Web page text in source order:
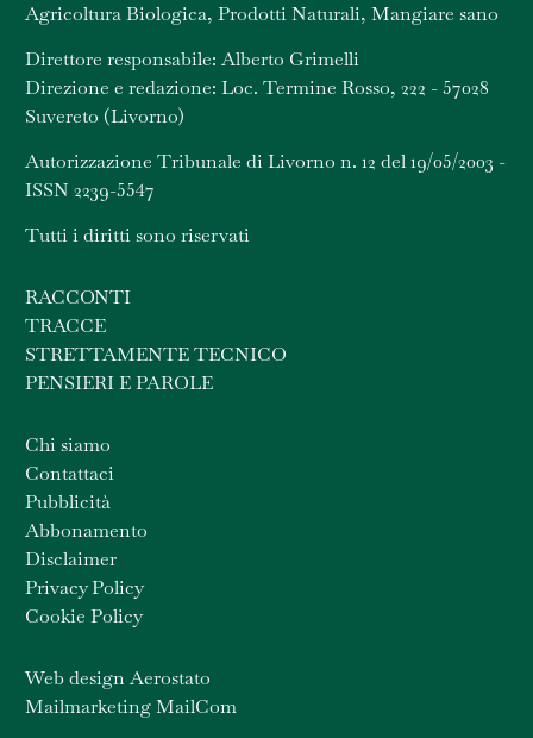
Agricoltura Biologica, Prodotti Naturali, Mangiare sano
Direttore responsabile: Alberto Grimelli
Direzione e redazione: Loc. Termine Rosso, 222 - 57028
Suvereto (Livorno)
Autorizzazione Tribunale di Livorno n. 12 del 19/05/2003 -
ISSN 2239-5547
Tutti i diritti sono riservati
RACCONTI
TRACCE
STRETTAMENTE TECNICO
PENSIERI E PAROLE
Chi siamo
Contattaci
Pubblicità
Abbonamento
Disclaimer
Privacy Policy
Cookie Policy
Web design Aerostato
Mailmarketing MailCom